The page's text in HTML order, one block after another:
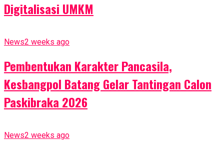
Digitalisasi UMKM
News2 weeks ago
Pembentukan Karakter Pancasila,
Kesbangpol Batang Gelar Tantingan Calon
Paskibraka 2026
News2 weeks ago